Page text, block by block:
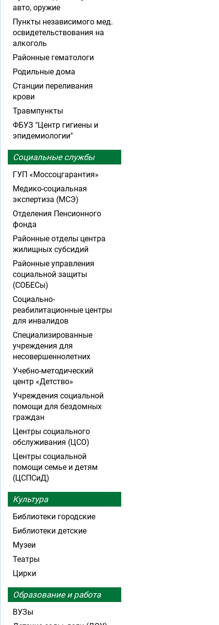
авто, оружие
Пункты независимого мед.
освидетельствования на
алкоголь
Районные гематологи
Родильные дома
Станции переливания
крови
Травмпункты
ФБУЗ "Центр гигиены и
эпидемиологии"
Социальные службы
ГУП «Моссоцгарантия»
Медико-социальная
экспертиза (МСЭ)
Отделения Пенсионного
фонда
Районные отделы центра
жилищных субсидий
Районные управления
социальной защиты
(СОБЕСы)
Социально-
реабилитационные центры
для инвалидов
Специализированные
учреждения для
несовершеннолетних
Учебно-методический
центр «Детство»
Учреждения социальной
помощи для бездомных
граждан
Центры социального
обслуживания (ЦСО)
Центры социальной
помощи семье и детям
(ЦСПСиД)
Культура
Библиотеки городские
Библиотеки детские
Музеи
Театры
Цирки
Образование и работа
ВУЗы